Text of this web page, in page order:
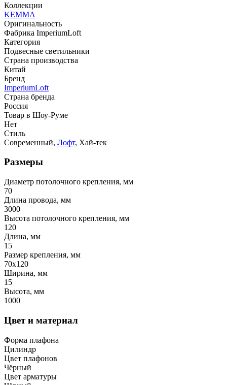
Коллекции
KEMMA
Оригинальность
Фабрика ImperiumLoft
Категория
Подвесные светильники
Страна производства
Китай
Бренд
ImperiumLoft
Страна бренда
Россия
Товар в Шоу-Руме
Нет
Стиль
Современный, Лофт, Хай-тек
Размеры
Диаметр потолочного крепления, мм
70
Длина провода, мм
3000
Высота потолочного крепления, мм
120
Длина, мм
15
Размер крепления, мм
70х120
Ширина, мм
15
Высота, мм
1000
Цвет и материал
Форма плафона
Цилиндр
Цвет плафонов
Чёрный
Цвет арматуры